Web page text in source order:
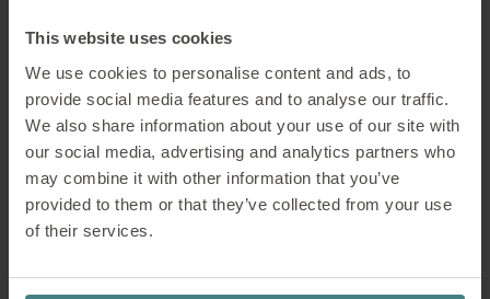
This website uses cookies
We use cookies to personalise content and ads, to
provide social media features and to analyse our traffic.
We also share information about your use of our site with
our social media, advertising and analytics partners who
may combine it with other information that you’ve
provided to them or that they’ve collected from your use
of their services.